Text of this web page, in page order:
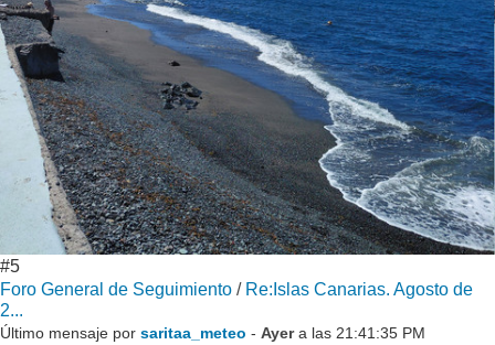
#5
Foro General de Seguimiento / Re:Islas Canarias. Agosto de
2...
Último mensaje por saritaa_meteo - Ayera las 21:41:35 PM